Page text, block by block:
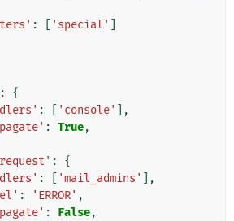
: 'special'
:
{
: 'console'
],
: True,
:
{
: 'mail_admins'
],
: 'ERROR' ,
: False,